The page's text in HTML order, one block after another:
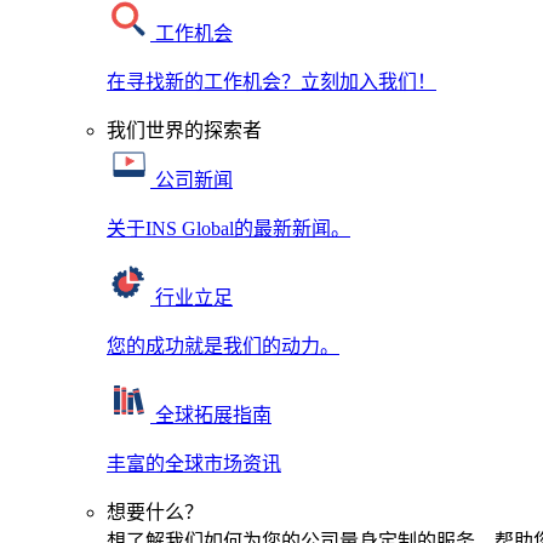
工作机会
在寻找新的工作机会？立刻加入我们！
我们世界的探索者
公司新闻
关于INS Global的最新新闻。
行业立足
您的成功就是我们的动力。
全球拓展指南
丰富的全球市场资讯
想要什么？